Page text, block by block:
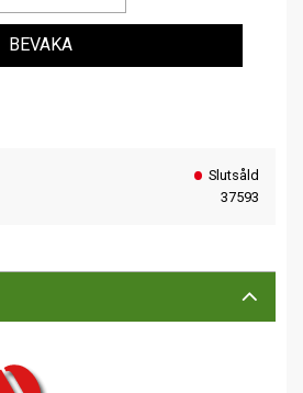
BEVAKA
Slutsåld
37593